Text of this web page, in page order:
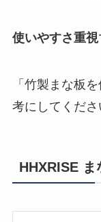
使いやすさ重視
「竹製まな板
考にしてくださ
HHXRISE ま